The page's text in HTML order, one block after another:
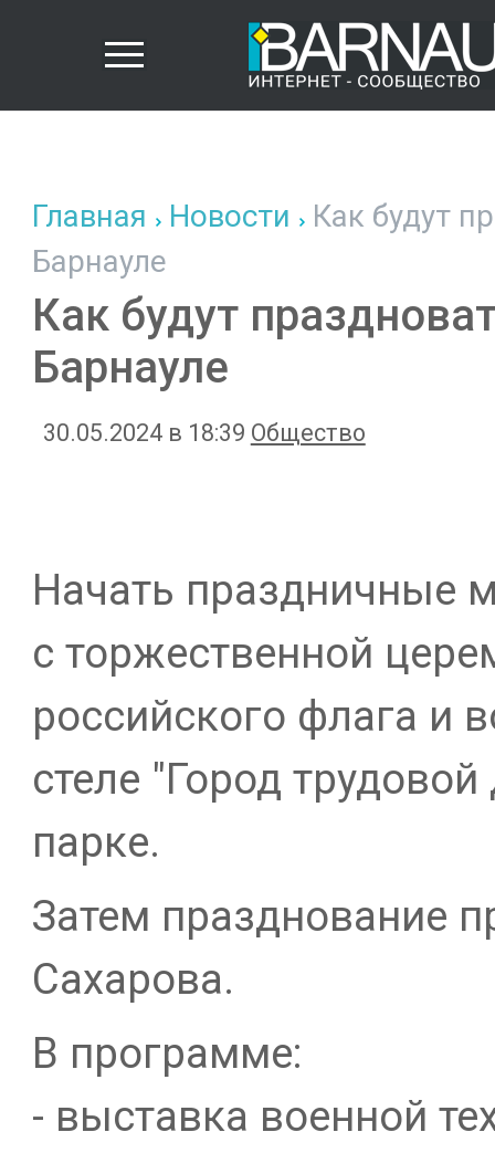
Главная Новости Как будут
Барнауле
Как будут
Барнауле
30.05.2024 в 18:39 Общество
Начать праздничные
с торжественной
российского флага и
стеле "Город
парке.
Затем празднование
Сахарова.
В программе:
- выставка военной